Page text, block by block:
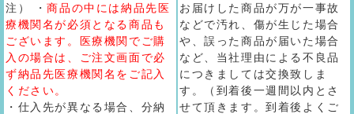
注） ・商品の中には納品先医
療機関名が必須となる商品も
ございます。医療機関でご購
入の場合は、ご注文画面で必
ず納品先医療機関名をご記入
ください。
・仕入先が異なる場合、分納
お届けした商品が万が一事故
などで汚れ、傷が生じた場合
や、誤った商品が届いた場合
など、当社理由による不良品
につきましては交換致しま
す。（到着後一週間以内とさ
せて頂きます。到着後よくご